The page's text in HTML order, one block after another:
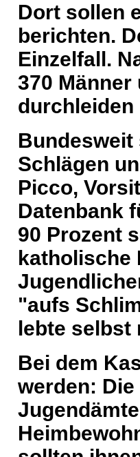
Dort sollen
berichten.
Einzelfall.
370
durchleiden
Bundesweit
Schlägen
Picco,
Datenbank
90 Prozent
katholische
"aufs
lebte selbst
Bei dem
werden: